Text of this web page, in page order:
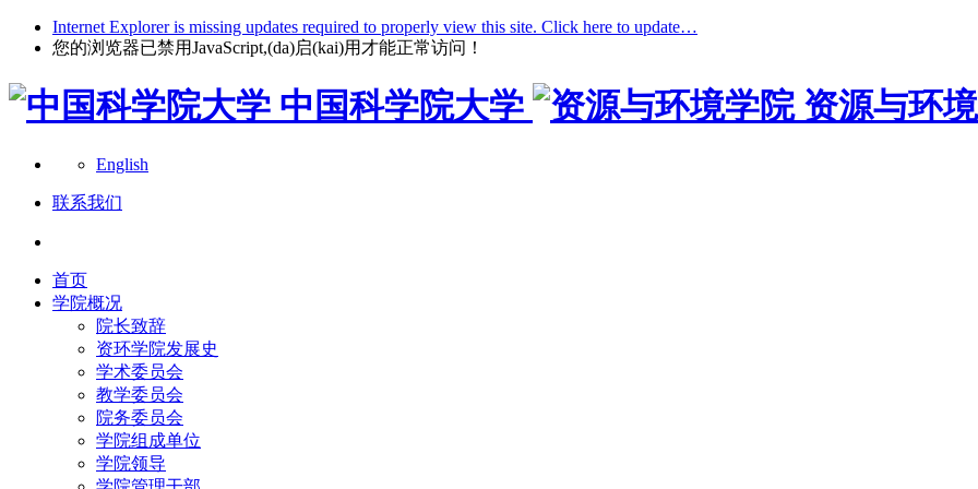
Internet Explorer is missing updates required to properly view this site. Click here to update…
您的浏览器已禁用JavaScript,(da)启(kai)用才能正常访问！
中国科学院大学 资源与环
English
联系我们
首页
学院概况
院长致辞
资环学院发展史
学术委员会
教学委员会
院务委员会
学院组成单位
学院领导